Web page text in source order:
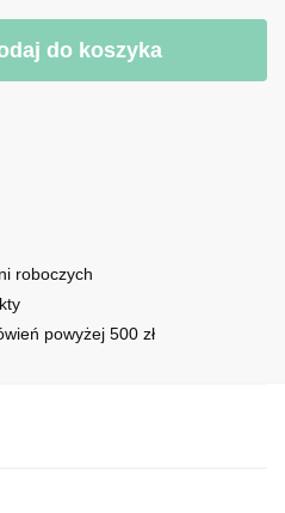
do koszyka
roboczych
powyżej 500 zł